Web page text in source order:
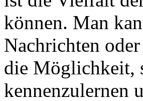
können. Man
Nachrichten
die Möglichkeit,
kennenzulernen